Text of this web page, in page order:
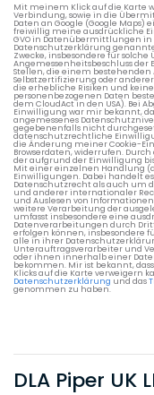
Mit meinem Klick auf die Karte
Verbindung, sowie in die
Daten an Google (Google
freiwillig meine ausdrückliche
GVO in Datenübermittlungen
Datenschutzerklärung
Zwecke, insbesondere für
Angemessenheitsbeschluss der
Stellen, die einem
Selbstzertifizierung oder
die erhebliche Risiken und
personenbezogenen Daten
dem CloudAct in den USA). Bei
Einwilligung war mir bekannt,
angemessenes
gegebenenfalls nicht
datenschutzrechtliche
die Änderung meiner Cookie-
Browserdaten, widerrufen.
der aufgrund der Einwilligung
Mit einer einzelnen Handlung
Einwilligungen. Dabei handelt
Datenschutzrecht als auch um
und anderer internationaler
und Auslesen von
weitere Verarbeitung der
umfasst insbesondere eine
Datenverarbeitungen durch
erfolgen können, insbesondere
alle in ihrer
Unterauftragsverarbeiter und
oder ihnen innerhalb einer
bekommen. Mir ist bekannt,
Klicks auf die Karte verweigern
Datenschutzerklärung und das
genommen zu haben.
DLA Piper UK